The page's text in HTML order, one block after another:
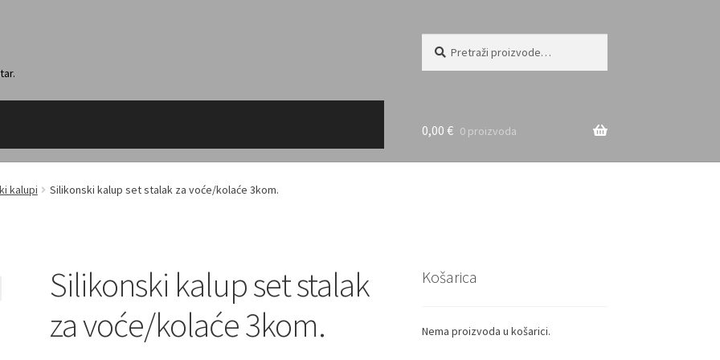
0,00 € 0 proizvoda
kalupi Silikonski kalup set stalak za voće/kolaće 3kom.
Silikonski kalup set stalak
za voće/kolaće 3kom.
Košarica
Nema proizvoda u košarici.